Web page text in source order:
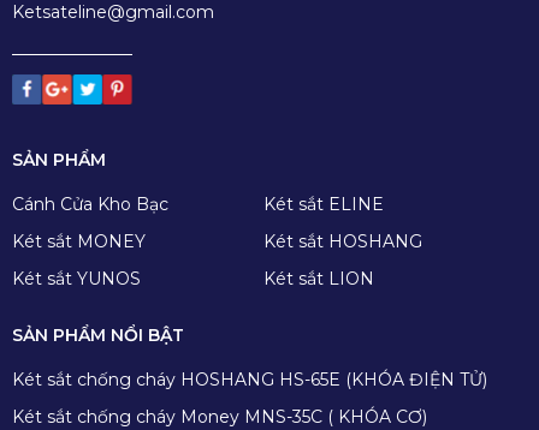
Ketsateline@gmail.com
SẢN PHẨM
Cánh Cửa Kho Bạc
Két sắt ELINE
Két sắt MONEY
Két sắt HOSHANG
Két sắt YUNOS
Két sắt LION
SẢN PHẨM NỔI BẬT
Két sắt chống cháy HOSHANG HS-65E (KHÓA ĐIỆN TỬ)
Két sắt chống cháy Money MNS-35C ( KHÓA CƠ)